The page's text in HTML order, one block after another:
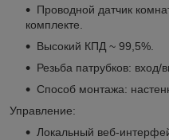
Проводной датчик
комплекте.
Высокий КПД ~ 99,5%.
Резьба патрубков:
Способ монтажа:
Управление:
Локальный веб-